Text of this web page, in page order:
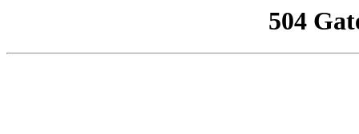
504